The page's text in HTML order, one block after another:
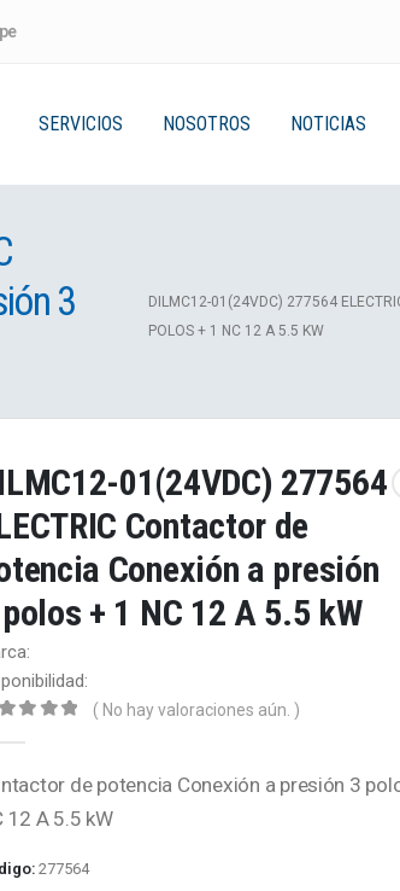
SERVICIOS NOSOTROS NOTICIAS
3
DILMC12-01(24VDC) 277564
POLOS + 1 NC 12 A 5.5 KW
01(24VDC) 277564
Contactor de
Conexión a presión
+ 1 NC 12 A 5.5 kW
( No hay valoraciones aún. )
de potencia Conexión a presión 3
12 A 5.5 kW
277564